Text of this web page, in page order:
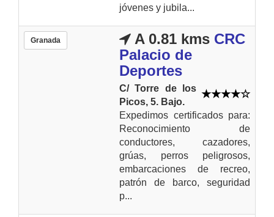
jóvenes y jubila...
Granada A 0.81 kms CRC
Palacio de
Deportes
C/ Torre de los
Picos, 5. Bajo.
Expedimos certificados para:
Reconocimiento de
conductores, cazadores,
grúas, perros peligrosos,
embarcaciones de recreo,
patrón de barco, seguridad
p...